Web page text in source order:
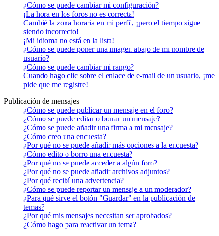
¿Cómo se puede cambiar mi configuración?
¡La hora en los foros no es correcta!
Cambié la zona horaria en mi perfil, ¡pero el tiempo sigue
siendo incorrecto!
¡Mi idioma no está en la lista!
¿Cómo se puede poner una imagen abajo de mi nombre de
usuario?
¿Cómo se puede cambiar mi rango?
Cuando hago clic sobre el enlace de e-mail de un usuario, ¡me
pide que me registre!
Publicación de mensajes
¿Cómo se puede publicar un mensaje en el foro?
¿Cómo se puede editar o borrar un mensaje?
¿Cómo se puede añadir una firma a mi mensaje?
¿Cómo creo una encuesta?
¿Por qué no se puede añadir más opciones a la encuesta?
¿Cómo edito o borro una encuesta?
¿Por qué no se puede acceder a algún foro?
¿Por qué no se puede añadir archivos adjuntos?
¿Por qué recibí una advertencia?
¿Cómo se puede reportar un mensaje a un moderador?
¿Para qué sirve el botón "Guardar" en la publicación de
temas?
¿Por qué mis mensajes necesitan ser aprobados?
¿Cómo hago para reactivar un tema?